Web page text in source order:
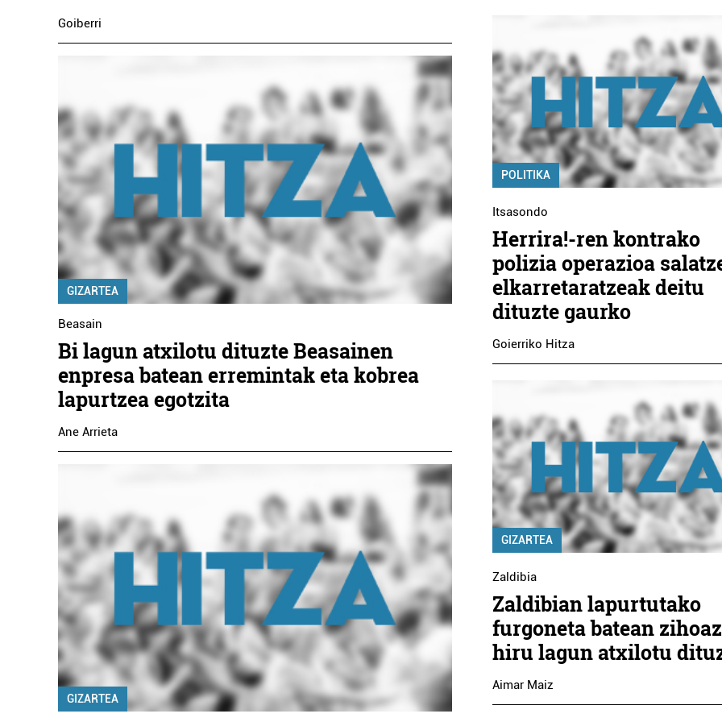
Goiberri
GIZARTEA
Beasain
Bi lagun atxilotu dituzte Beasainen
enpresa batean erremintak eta kobrea
lapurtzea egotzita
Ane Arrieta
GIZARTEA
POLITIKA
Itsasondo
Herrira!-ren kontrako
polizia operazioa
elkarretaratzeak deitu
dituzte gaurko
Goierriko Hitza
GIZARTEA
Zaldibia
Zaldibian lapurtutako
furgoneta batean
hiru lagun atxilotu
Aimar Maiz